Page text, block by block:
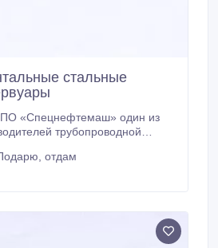
стальные
«Спецнефтемаш» один из
трубопроводной
заключается в
отдам